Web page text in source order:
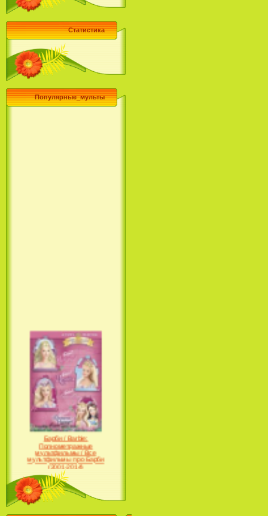
Статистика
Популярные_мульты
Барби / Barbie:
Полнометражные
мультфильмы / Все
мультфильмы про Барби
(2001-2014)